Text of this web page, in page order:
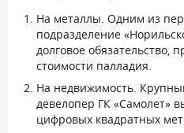
На металлы. Одним из
подразделение
долговое обязательство,
стоимости палладия.
На недвижимость.
девелопер ГК «Самолет»
цифровых квадратных